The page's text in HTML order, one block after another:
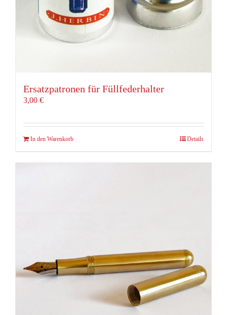
Ersatzpatronen für Füllfederhalter
3,00 €
In den Warenkorb Details